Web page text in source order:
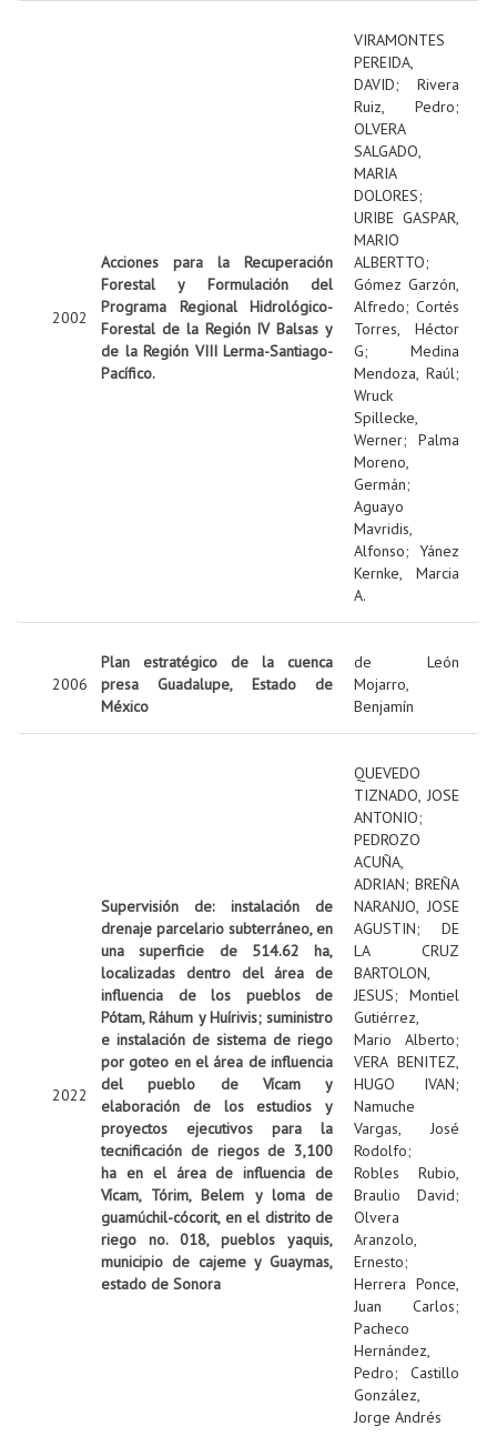
2002
Acciones para la Recuperación
Forestal y Formulación del
Programa Regional Hidrológico-
Forestal de la Región IV Balsas y
de la Región VIII Lerma-Santiago-
Pacífico.
VIRAMONTES
PEREIDA,
DAVID; Rivera
Ruiz, Pedro;
OLVERA
SALGADO,
MARIA
DOLORES;
URIBE GASPAR,
MARIO
ALBERTTO;
Gómez Garzón,
Alfredo; Cortés
Torres, Héctor
G; Medina
Mendoza, Raúl;
Wruck
Spillecke,
Werner; Palma
Moreno,
Germán;
Aguayo
Mavridis,
Alfonso; Yánez
Kernke, Marcia
A.
2006
Plan estratégico de la cuenca
presa Guadalupe, Estado de
México
de León
Mojarro,
Benjamín
2022
Supervisión de: instalación de
drenaje parcelario subterráneo, en
una superficie de 514.62 ha,
localizadas dentro del área de
influencia de los pueblos de
Pótam, Ráhum y Huírivis; suministro
e instalación de sistema de riego
por goteo en el área de influencia
del pueblo de Vícam y
elaboración de los estudios y
proyectos ejecutivos para la
tecnificación de riegos de 3,100
ha en el área de influencia de
Vícam, Tórim, Belem y loma de
guamúchil-cócorit, en el distrito de
riego no. 018, pueblos yaquis,
municipio de cajeme y Guaymas,
estado de Sonora
QUEVEDO
TIZNADO, JOSE
ANTONIO;
PEDROZO
ACUÑA,
ADRIAN; BREÑA
NARANJO, JOSE
AGUSTIN; DE
LA CRUZ
BARTOLON,
JESUS; Montiel
Gutiérrez,
Mario Alberto;
VERA BENITEZ,
HUGO IVAN;
Namuche
Vargas, José
Rodolfo;
Robles Rubio,
Braulio David;
Olvera
Aranzolo,
Ernesto;
Herrera Ponce,
Juan Carlos;
Pacheco
Hernández,
Pedro; Castillo
González,
Jorge Andrés